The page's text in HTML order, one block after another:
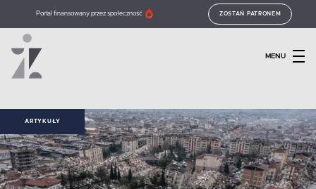
Portal finansowany przez społeczność ZOSTAŃ PATRONEM
MENU
ARTYKUŁY